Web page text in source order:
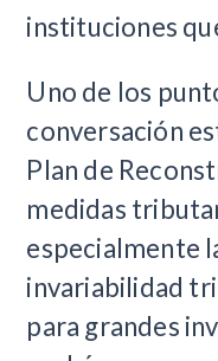
instituciones
Uno de los
conversación
Plan de
medidas
especialmente
invariabilidad
para grandes